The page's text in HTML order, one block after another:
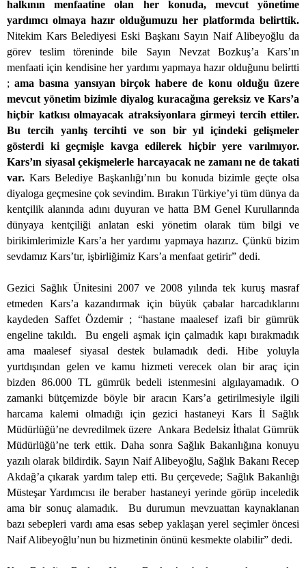
halkının menfaatine olan her konuda, mevcut yönetime
yardımcı olmaya hazır olduğumuzu her platformda belirttik.
Nitekim Kars Belediyesi Eski Başkanı Sayın Naif Alibeyoğlu da
görev teslim töreninde bile Sayın Nevzat Bozkuş’a Kars’ın
menfaati için kendisine her yardımı yapmaya hazır olduğunu belirtti
;ama basına yansıyan birçok habere de konu olduğu üzere
mevcut yönetim bizimle diyalog kuracağına gereksiz ve Kars’a
hiçbir katkısı olmayacak atraksiyonlara girmeyi tercih ettiler.
Bu tercih yanlış tercihti ve son bir yıl içindeki gelişmeler
gösterdi ki geçmişle kavga edilerek hiçbir yere varılmıyor.
Kars’ın siyasal çekişmelerle harcayacak ne zamanı ne de takati
var.Kars Belediye Başkanlığı’nın bu konuda bizimle geçte olsa
diyaloga geçmesine çok sevindim. Bırakın Türkiye’yi tüm dünya da
kentçilik alanında adını duyuran ve hatta BM Genel Kurullarında
dünyaya kentçiliği anlatan eski yönetim olarak tüm bilgi ve
birikimlerimizle Kars’a her yardımı yapmaya hazırız. Çünkü bizim
sevdamız Kars’tır, işbirliğimiz Kars’a menfaat getirir” dedi.
Gezici Sağlık Ünitesini 2007 ve 2008 yılında tek kuruş masraf
etmeden Kars’a kazandırmak için büyük çabalar harcadıklarını
kaydeden Saffet Özdemir ; “hastane maalesef izafi bir gümrük
engeline takıldı.
Bu engeli aşmak için çalmadık kapı bırakmadık
ama maalesef siyasal destek bulamadık dedi. Hibe yoluyla
yurtdışından gelen ve kamu hizmeti verecek olan bir araç için
bizden 86.000 TL gümrük bedeli istenmesini algılayamadık. O
zamanki bütçemizde böyle bir aracın Kars’a getirilmesiyle ilgili
harcama kalemi olmadığı için gezici hastaneyi Kars İl Sağlık
Müdürlüğü’ne devredilmek üzere Ankara Bedelsiz İthalat Gümrük
Müdürlüğü’ne terk ettik. Daha sonra Sağlık Bakanlığına konuyu
yazılı olarak bildirdik. Sayın Naif Alibeyoğlu, Sağlık Bakanı Recep
Akdağ’a çıkarak yardım talep etti. Bu çerçevede; Sağlık Bakanlığı
Müsteşar Yardımcısı ile beraber hastaneyi yerinde görüp inceledik
ama bir sonuç alamadık.
Bu durumun mevzuattan kaynaklanan
bazı sebepleri vardı ama esas sebep yaklaşan yerel seçimler öncesi
Naif Alibeyoğlu’nun bu hizmetinin önünü kesmekte olabilir” dedi.